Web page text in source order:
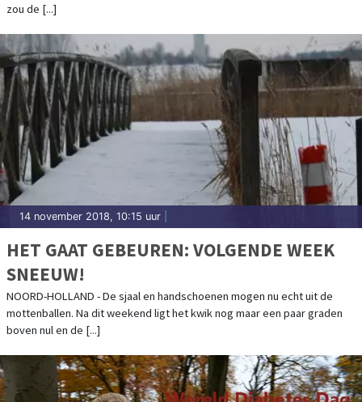
zou de [...]
14 november 2018, 10:15 uur
HET GAAT GEBEUREN: VOLGENDE WEEK
SNEEUW!
NOORD-HOLLAND - De sjaal en handschoenen mogen nu echt uit de
mottenballen. Na dit weekend ligt het kwik nog maar een paar graden
boven nul en de [...]